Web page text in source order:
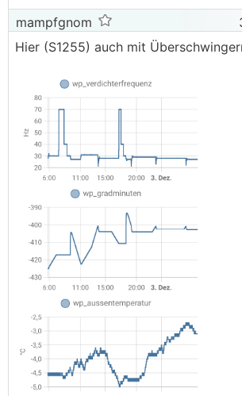
mampfgnom
Hier (S1255) auch mit